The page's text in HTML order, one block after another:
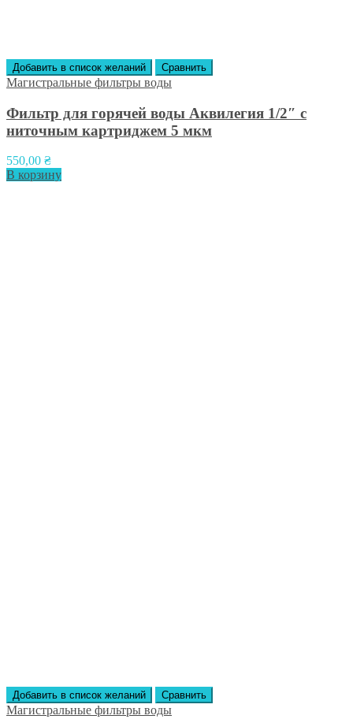
Добавить в список желаний Сравнить
Магистральные фильтры воды
Фильтр для горячей воды Аквилегия 1/2″ с
ниточным картриджем 5 мкм
550,00 ₴
В корзину
Добавить в список желаний Сравнить
Магистральные фильтры воды